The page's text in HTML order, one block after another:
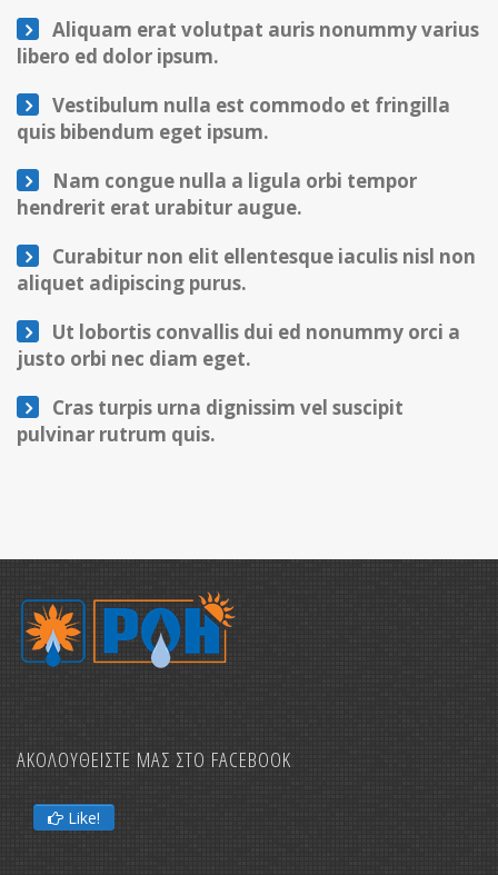
Aliquam erat volutpat auris nonummy varius
libero ed dolor ipsum.
Vestibulum nulla est commodo et fringilla
quis bibendum eget ipsum.
Nam congue nulla a ligula orbi tempor
hendrerit erat urabitur augue.
Curabitur non elit ellentesque iaculis nisl non
aliquet adipiscing purus.
Ut lobortis convallis dui ed nonummy orci a
justo orbi nec diam eget.
Cras turpis urna dignissim vel suscipit
pulvinar rutrum quis.
ΑΚΟΛΟΥΘΕΙΣΤΕ ΜΑΣ ΣΤΟ FACEBOOK
Like!